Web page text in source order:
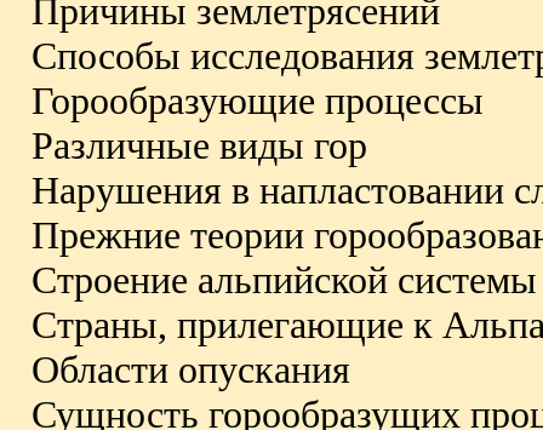
Причины землетрясений
Способы исследования
Горообразующие процессы
Различные виды гор
Нарушения в напластовании
Прежние теории
Строение альпийской системы
Страны, прилегающие к
Области опускания
Сущность горообразущих